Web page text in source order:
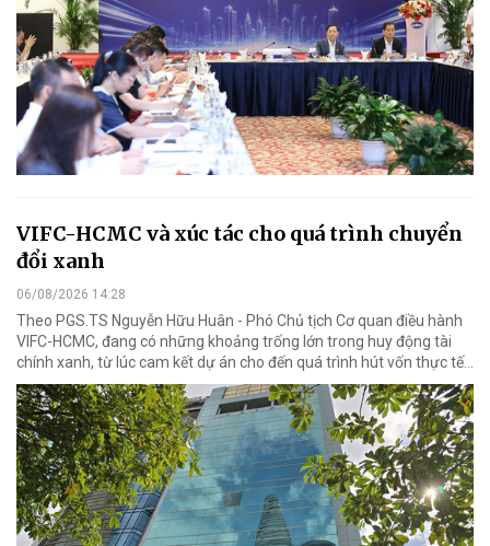
VIFC-HCMC và xúc tác cho quá trình chuyển
đổi xanh
06/08/2026 14:28
Theo PGS.TS Nguyễn Hữu Huân - Phó Chủ tịch Cơ quan điều hành
VIFC-HCMC, đang có những khoảng trống lớn trong huy động tài
chính xanh, từ lúc cam kết dự án cho đến quá trình hút vốn thực tế...